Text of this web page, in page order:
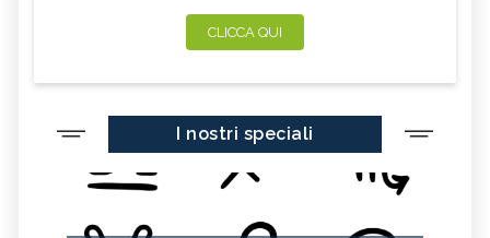
CLICCA QUI
I nostri speciali